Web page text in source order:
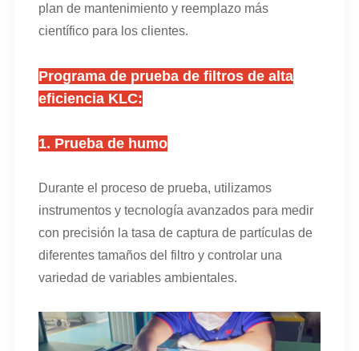
plan de mantenimiento y reemplazo más
científico para los clientes.
Programa de prueba de filtros de alta
eficiencia KLC:
1. Prueba de humo
Durante el proceso de prueba, utilizamos
instrumentos y tecnología avanzados para medir
con precisión la tasa de captura de partículas de
diferentes tamaños del filtro y controlar una
variedad de variables ambientales.